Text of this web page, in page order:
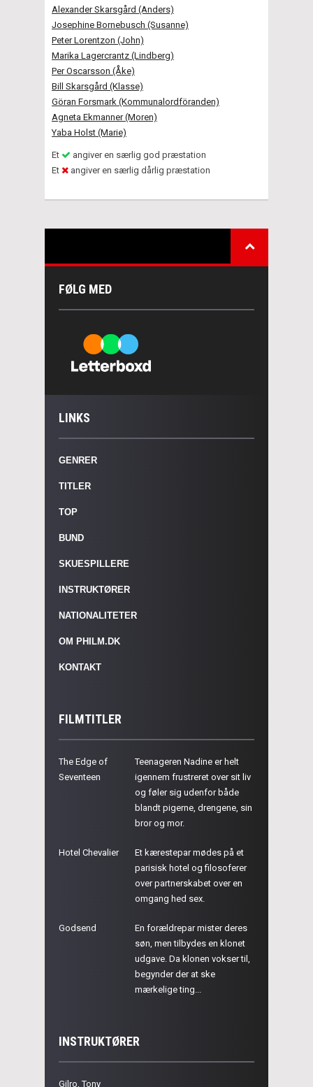
Alexander Skarsgård (Anders)
Josephine Bornebusch (Susanne)
Peter Lorentzon (John)
Marika Lagercrantz (Lindberg)
Per Oscarsson (Åke)
Bill Skarsgård (Klasse)
Göran Forsmark (Kommunalordföranden)
Agneta Ekmanner (Moren)
Yaba Holst (Marie)
Et
angiver en særlig god præstation
Et
angiver en særlig dårlig præstation
FØLG MED
LINKS
GENRER
TITLER
TOP
BUND
SKUESPILLERE
INSTRUKTØRER
NATIONALITETER
OM PHILM.DK
KONTAKT
FILMTITLER
The Edge of
Seventeen
Teenageren Nadine er helt
igennem frustreret over sit liv
og føler sig udenfor både
blandt pigerne, drengene, sin
bror og mor.
Hotel Chevalier
Et kærestepar mødes på et
parisisk hotel og filosoferer
over partnerskabet over en
omgang hed sex.
Godsend
En forældrepar mister deres
søn, men tilbydes en klonet
udgave. Da klonen vokser til,
begynder der at ske
mærkelige ting...
INSTRUKTØRER
Gilro, Tony